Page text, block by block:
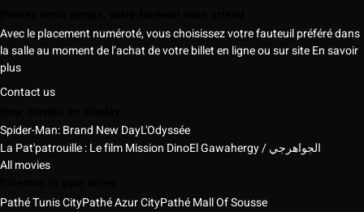
Avec le placement numéroté, vous choisissez votre fauteuil préféré dans
la salle au moment de l’achat de votre billet en ligne ou sur siteEn savoir
plus
Contact us
Spider-Man: Brand New DayL'Odyssée
La Pat'patrouille : Le film Mission Dino
El Gawahergy / الجواهرجي
All movies
Pathé Tunis CityPathé Azur CityPathé Mall Of Sousse